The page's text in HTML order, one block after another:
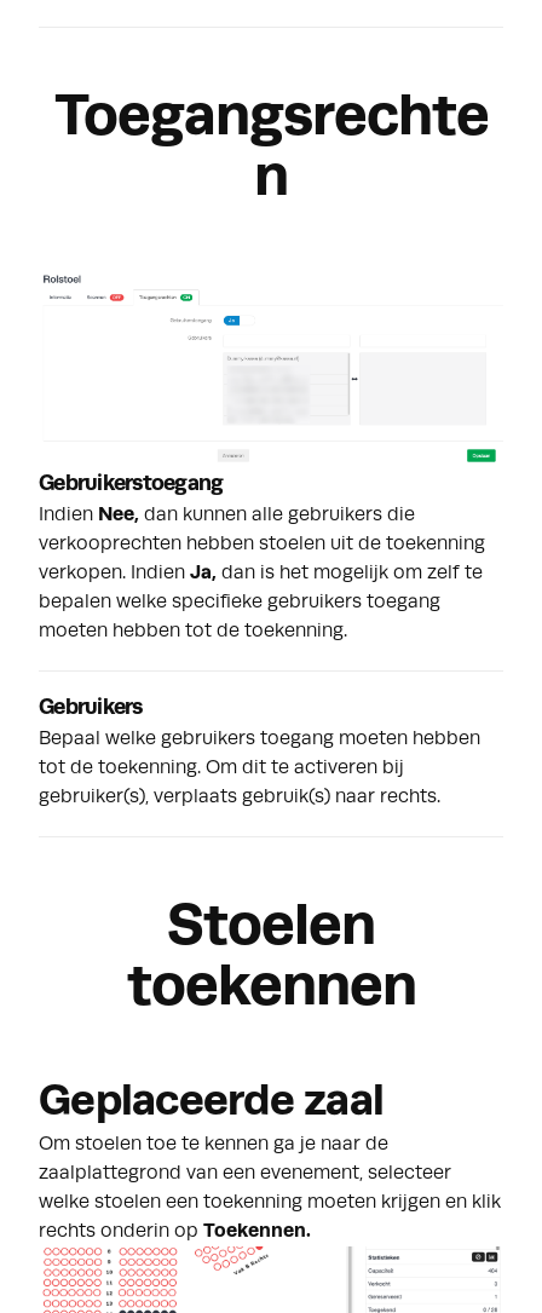
Toegangsrechte
n
Gebruikerstoegang
Indien Nee, dan kunnen alle gebruikers die
verkooprechten hebben stoelen uit de toekenning
verkopen. Indien Ja, dan is het mogelijk om zelf te
bepalen welke specifieke gebruikers toegang
moeten hebben tot de toekenning.
Gebruikers
Bepaal welke gebruikers toegang moeten hebben
tot de toekenning. Om dit te activeren bij
gebruiker(s), verplaats gebruik(s) naar rechts.
Stoelen
toekennen
Geplaceerde zaal
Om stoelen toe te kennen ga je naar de
zaalplattegrond van een evenement, selecteer
welke stoelen een toekenning moeten krijgen en klik
rechts onderin op Toekennen.